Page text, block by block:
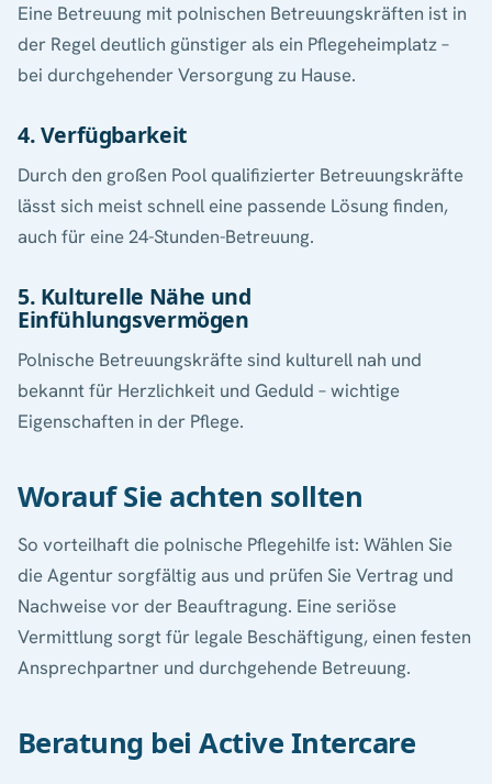
Eine Betreuung mit polnischen Betreuungskräften ist in
der Regel deutlich günstiger als ein Pflegeheimplatz –
bei durchgehender Versorgung zu Hause.
4. Verfügbarkeit
Durch den großen Pool qualifizierter Betreuungskräfte
lässt sich meist schnell eine passende Lösung finden,
auch für eine 24-Stunden-Betreuung.
5. Kulturelle Nähe und
Einfühlungsvermögen
Polnische Betreuungskräfte sind kulturell nah und
bekannt für Herzlichkeit und Geduld – wichtige
Eigenschaften in der Pflege.
Worauf Sie achten sollten
So vorteilhaft die polnische Pflegehilfe ist: Wählen Sie
die Agentur sorgfältig aus und prüfen Sie Vertrag und
Nachweise vor der Beauftragung. Eine seriöse
Vermittlung sorgt für legale Beschäftigung, einen festen
Ansprechpartner und durchgehende Betreuung.
Beratung bei Active Intercare